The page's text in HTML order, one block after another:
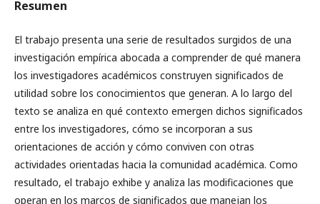
Resumen
El trabajo presenta una serie de resultados surgidos de una
investigación empírica abocada a comprender de qué manera
los investigadores académicos construyen significados de
utilidad sobre los conocimientos que generan. A lo largo del
texto se analiza en qué contexto emergen dichos significados
entre los investigadores, cómo se incorporan a sus
orientaciones de acción y cómo conviven con otras
actividades orientadas hacia la comunidad académica. Como
resultado, el trabajo exhibe y analiza las modificaciones que
operan en los marcos de significados que manejan los